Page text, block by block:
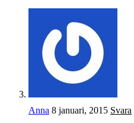
Anna 8 januari, 2015 Svara